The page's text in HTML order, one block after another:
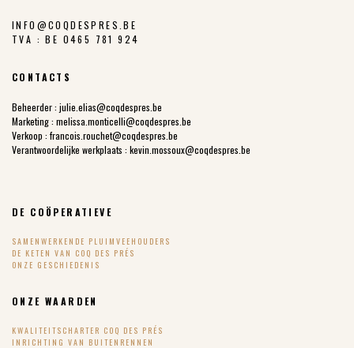
INFO@COQDESPRES.BE
TVA : BE 0465 781 924
CONTACTS
Beheerder : julie.elias@coqdespres.be
Marketing : melissa.monticelli@coqdespres.be
Verkoop : francois.rouchet@coqdespres.be
Verantwoordelijke werkplaats : kevin.mossoux@coqdespres.be
DE COÖPERATIEVE
SAMENWERKENDE PLUIMVEEHOUDERS
DE KETEN VAN COQ DES PRÉS
ONZE GESCHIEDENIS
ONZE WAARDEN
KWALITEITSCHARTER COQ DES PRÉS
INRICHTING VAN BUITENRENNEN